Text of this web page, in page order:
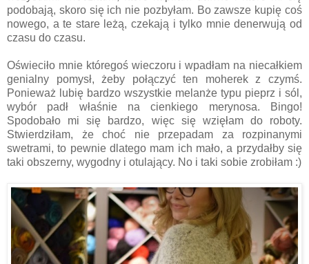
podobają, skoro się ich nie pozbyłam. Bo zawsze kupię coś
nowego, a te stare leżą, czekają i tylko mnie denerwują od
czasu do czasu.
Oświeciło mnie któregoś wieczoru i wpadłam na niecałkiem
genialny pomysł, żeby połączyć ten moherek z czymś.
Ponieważ lubię bardzo wszystkie melanże typu pieprz i sól,
wybór padł właśnie na cienkiego merynosa. Bingo!
Spodobało mi się bardzo, więc się wzięłam do roboty.
Stwierdziłam, że choć nie przepadam za rozpinanymi
swetrami, to pewnie dlatego mam ich mało, a przydałby się
taki obszerny, wygodny i otulający. No i taki sobie zrobiłam :)